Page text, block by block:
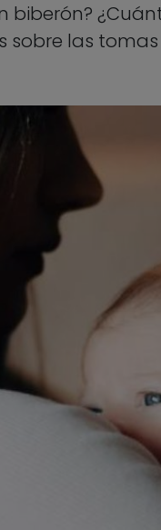
biberón?
sobre las